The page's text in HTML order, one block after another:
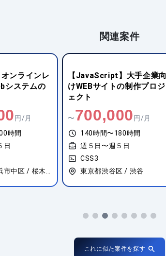
関連案件
大手企業向
制作プロジ
円/月
時間
日
/ 渋谷
【JavaScript】仮想試着サ
ービス向けWebアプリの開
発支援
〜900,000 円/月
140時間〜180時間
週５日〜週５日
CSS3
東京都渋谷区 / 渋谷
これに似た案件を探す